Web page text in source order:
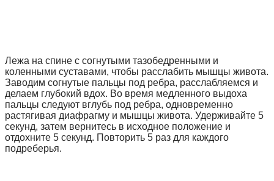
Лежа на спине с согнутыми тазобедренными и
коленными суставами, чтобы расслабить мышцы живота.
Заводим согнутые пальцы под ребра, расслабляемся и
делаем глубокий вдох. Во время медленного выдоха
пальцы следуют вглубь под ребра, одновременно
растягивая диафрагму и мышцы живота. Удерживайте 5
секунд, затем вернитесь в исходное положение и
отдохните 5 секунд. Повторить 5 раз для каждого
подреберья.